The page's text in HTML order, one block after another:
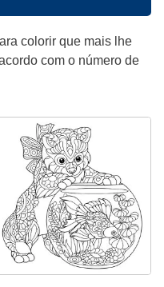
colorir que mais lhe
com o número de